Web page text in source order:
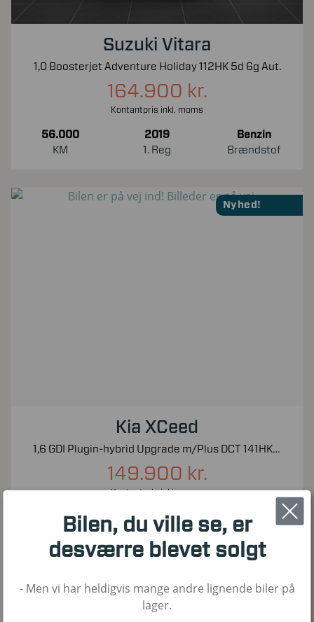
Suzuki Vitara
1,0 Boosterjet Adventure Holiday 112HK 5d 6g Aut.
164.900 kr.
Kontantpris inkl. moms
56.000
KM
2019
1. Reg
Benzin
Brændstof
Nyhed!
Kia XCeed
1,6 GDI Plugin-hybrid Upgrade m/Plus DCT 141HK 5d 6g Aut.
149.900 kr.
Kontantpris inkl. moms
65.000
KM
2020
1. Reg
Hybrid
Brændstof
Nyhed!
Bilen, du ville se, er
desværre blevet solgt
- Men vi har heldigvis mange andre lignende biler på
lager.